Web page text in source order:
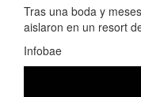
Tras una boda y
aislaron en un resort
Infobae